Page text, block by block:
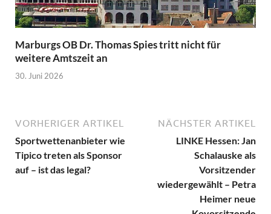
Marburgs OB Dr. Thomas Spies tritt nicht für
weitere Amtszeit an
30. Juni 2026
VORHERIGER ARTIKEL
Sportwettenanbieter wie
Tipico treten als Sponsor
auf – ist das legal?
NÄCHSTER ARTIKEL
LINKE Hessen: Jan
Schalauske als
Vorsitzender
wiedergewählt – Petra
Heimer neue